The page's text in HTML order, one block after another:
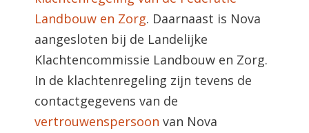
Landbouw en Zorg. Daarnaast is Nova
aangesloten bij de Landelijke
Klachtencommissie Landbouw en Zorg.
In de klachtenregeling zijn tevens de
contactgegevens van de
vertrouwenspersoon van Nova